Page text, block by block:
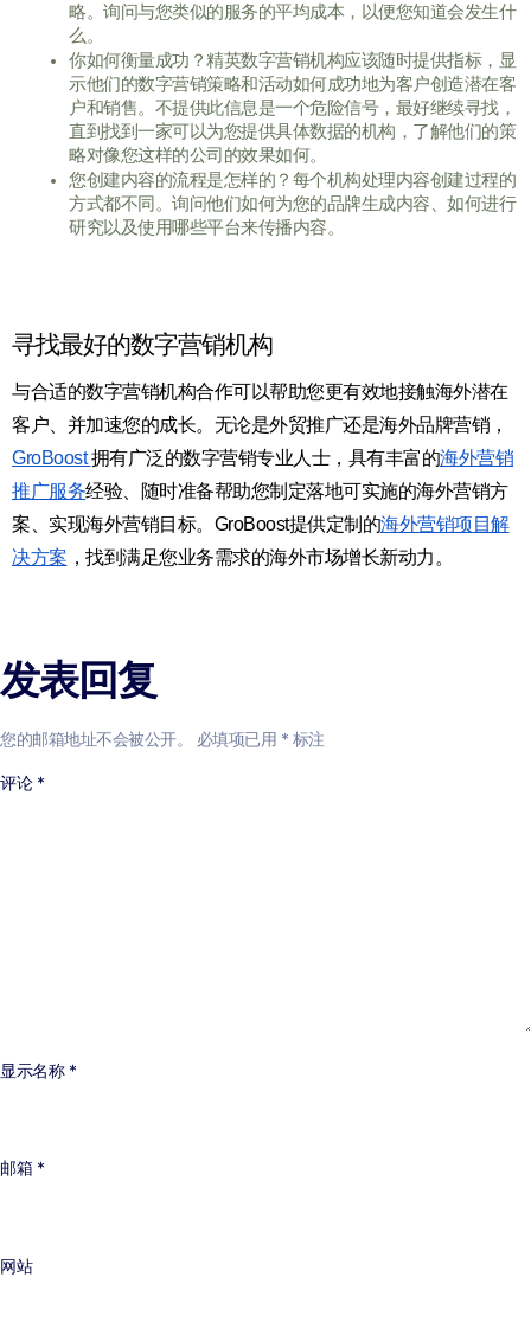
略。询问与您类似的服务的平均成本，以便您知道会发生什
么。
你如何衡量成功？精英数字营销机构应该随时提供指标，显
示他们的数字营销策略和活动如何成功地为客户创造潜在客
户和销售。不提供此信息是一个危险信号，最好继续寻找，
直到找到一家可以为您提供具体数据的机构，了解他们的策
略对像您这样的公司的效果如何。
您创建内容的流程是怎样的？每个机构处理内容创建过程的
方式都不同。询问他们如何为您的品牌生成内容、如何进行
研究以及使用哪些平台来传播内容。
寻找最好的数字营销机构
与合适的数字营销机构合作可以帮助您更有效地接触海外潜在
客户、并加速您的成长。无论是外贸推广还是海外品牌营销，
GroBoost 拥有广泛的数字营销专业人士， 具有丰富的海外营销
推广服务经验、随时准备帮助您制定落地可实施的海外营销方
案、实现海外营销目标。GroBoost提供定制的海外营销项目解
决方案 ，找到满足您业务需求的海外市场增长新动力。
发表回复
您的邮箱地址不会被公开。 必填项已用 * 标注
评论 *
显示名称 *
邮箱 *
网站